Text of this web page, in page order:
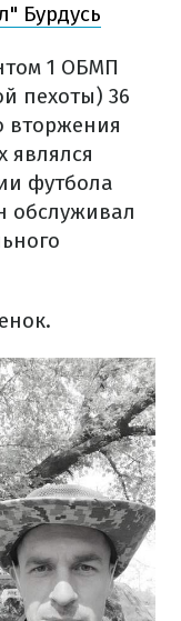
Бурдусь
1 ОБМП
пехоты) 36
вторжения
являлся
футбола
обслуживал